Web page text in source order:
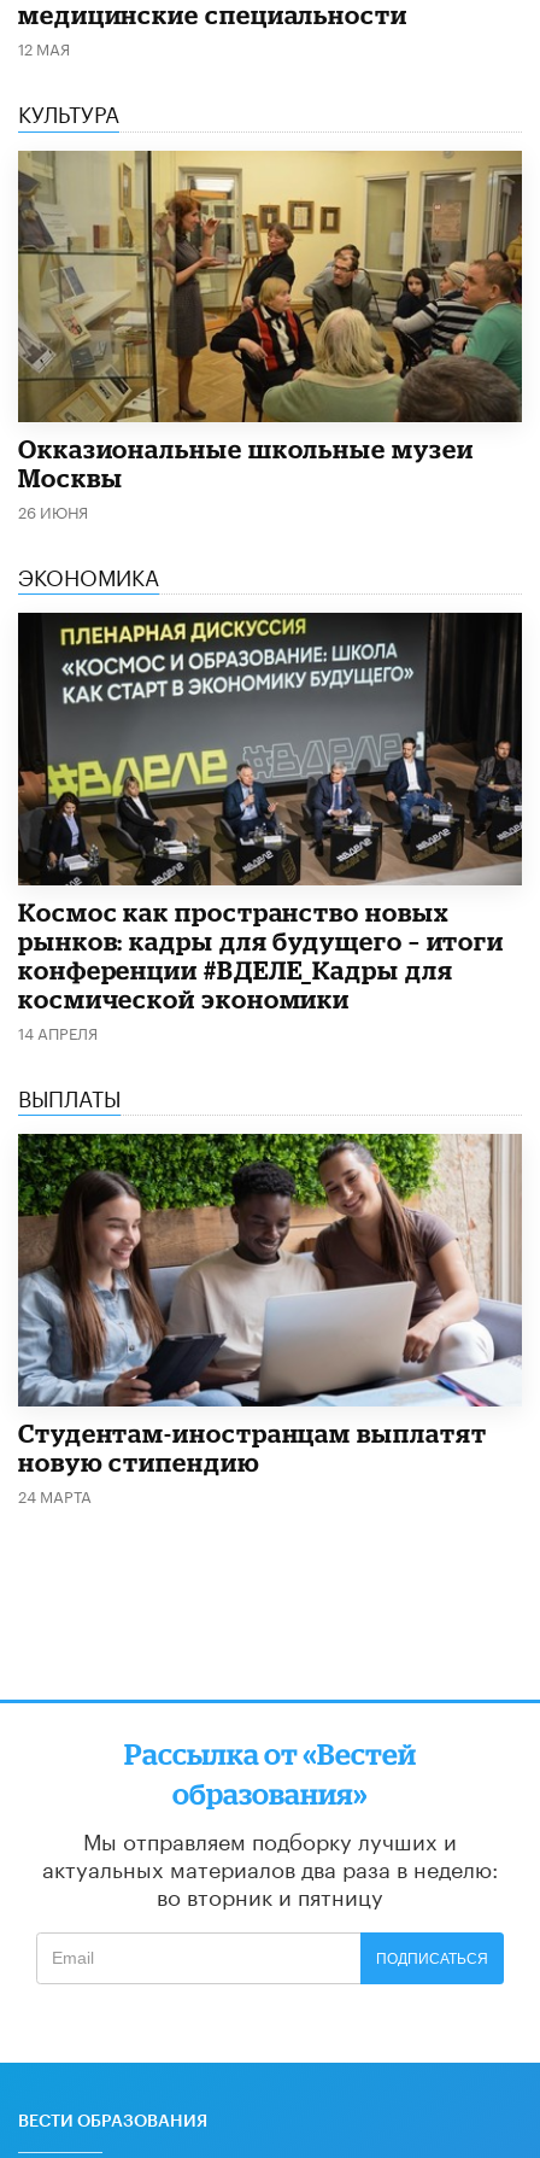
медицинские специальности
12 МАЯ
КУЛЬТУРА
​Окказиональные школьные музеи
Москвы
26 ИЮНЯ
ЭКОНОМИКА
Космос как пространство новых
рынков: кадры для будущего – итоги
конференции #ВДЕЛЕ_Кадры для
космической экономики
14 АПРЕЛЯ
ВЫПЛАТЫ
Студентам-иностранцам выплатят
новую стипендию
24 МАРТА
Рассылка от «Вестей
образования»
Мы отправляем подборку лучших и
актуальных материалов два раза в неделю:
во вторник и пятницу
ПОДПИСАТЬСЯ
ВЕСТИ ОБРАЗОВАНИЯ